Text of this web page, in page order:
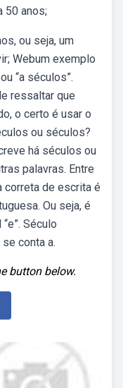
50 anos;
ou seja, um
Webum exemplo
“a séculos”.
ressaltar que
o certo é usar o
ou séculos?
há séculos ou
palavras. Entre
correta de escrita é
Ou seja, é
Século
conta a.
button below.